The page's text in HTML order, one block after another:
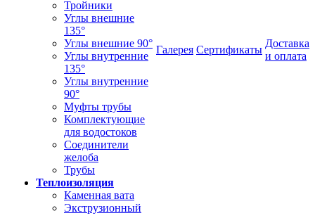
Тройники
Углы внешние
135°
Углы внешние 90°
Углы внутренние
135°
Углы внутренние
90°
Муфты трубы
Комплектующие
для водостоков
Соединители
желоба
Трубы
Теплоизоляция
Каменная вата
Экструзионный
Галерея Сертификаты
Доставка
и оплата